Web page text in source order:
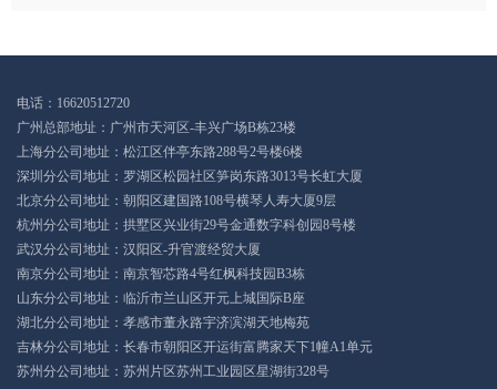
电话：16620512720
广州总部地址：广州市天河区-丰兴广场B栋23楼
上海分公司地址：松江区伴亭东路288号2号楼6楼
深圳分公司地址：罗湖区松园社区笋岗东路3013号长虹大厦
北京分公司地址：朝阳区建国路108号横琴人寿大厦9层
杭州分公司地址：拱墅区兴业街29号金通数字科创园8号楼
武汉分公司地址：汉阳区-升官渡经贸大厦
南京分公司地址：南京智芯路4号红枫科技园B3栋
山东分公司地址：临沂市兰山区开元上城国际B座
湖北分公司地址：孝感市董永路宇济滨湖天地梅苑
吉林分公司地址：长春市朝阳区开运街富腾家天下1幢A1单元
苏州分公司地址：苏州片区苏州工业园区星湖街328号